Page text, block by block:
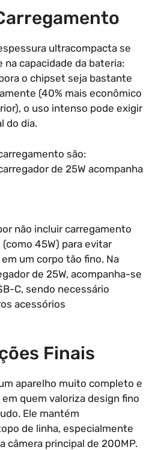
ultracompacta se
capacidade da bateria:
o chipset seja bastante
(40% mais econômico
o uso intenso pode exigir
do dia.
são:
de 25W acompanha
não incluir carregamento
45W) para evitar
um corpo tão fino. Na
de 25W, acompanha-se
C, sendo necessário
acessórios
Finais
aparelho muito completo e
quem valoriza design fino
Ele mantém
de linha, especialmente
câmera principal de 200MP.